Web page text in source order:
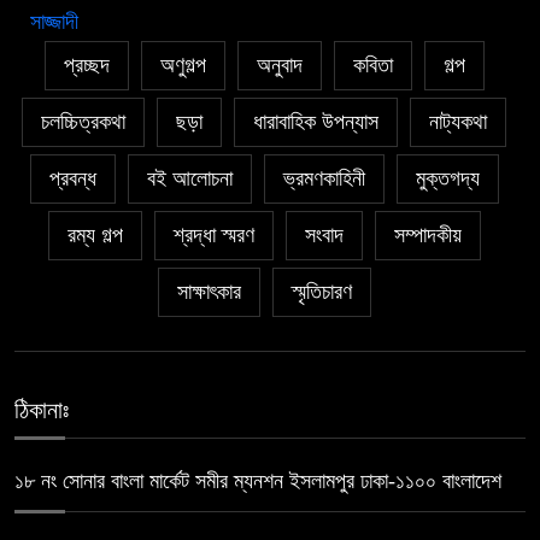
প্রচ্ছদ অণুগল্প অনুবাদ কবিতা গল্প
চলচ্চিত্রকথা ছড়া ধারাবাহিক উপন্যাস নাট্যকথা
প্রবন্ধ বই আলোচনা ভ্রমণকাহিনী মুক্তগদ্য
রম্য গল্প শ্রদ্ধা স্মরণ সংবাদ সম্পাদকীয়
সাক্ষাৎকার স্মৃতিচারণ
ঠিকানাঃ
১৮ নং সোনার বাংলা মার্কেট সমীর ম্যনশন ইসলামপুর ঢাকা-১১০০ বাংলাদেশ